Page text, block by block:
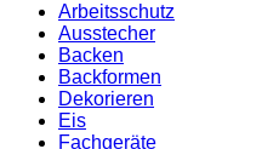
Arbeitsschutz
Ausstecher
Backen
Backformen
Dekorieren
Eis
Fachgeräte